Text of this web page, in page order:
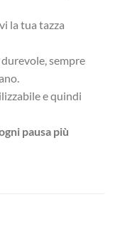
la tua tazza
sempre
e quindi
pausa più